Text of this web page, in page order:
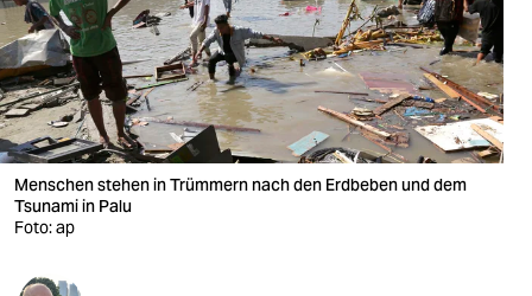
wahrheit
verlag
verlag
veranstaltungen
shop
fragen & hilfe
Menschen stehen in Trümmern nach den Erdbeben und dem
Tsunami in Palu
Foto: ap